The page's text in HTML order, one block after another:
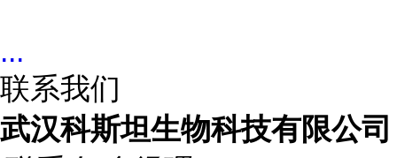
...
联系我们
武汉科斯坦生物科技有限公司